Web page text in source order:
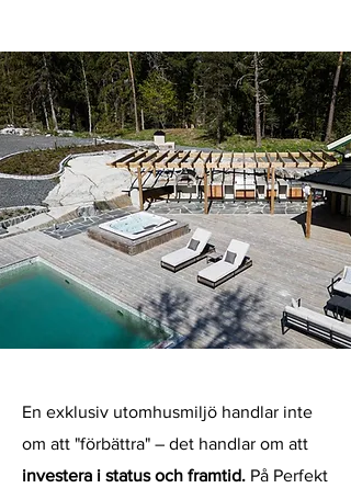
En exklusiv utomhusmiljö handlar inte
om att "förbättra" – det handlar om att
investera i status och framtid. På Perfekt